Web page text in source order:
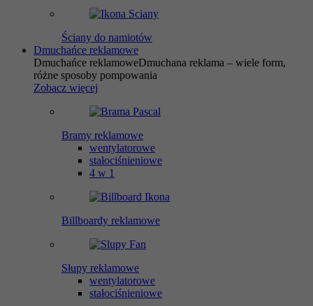
Ściany do namiotów
Dmuchańce reklamowe
Dmuchańce reklamoweDmuchana reklama – wiele form,
różne sposoby pompowania
Zobacz więcej
Bramy reklamowe
wentylatorowe
stałociśnieniowe
4 w 1
Billboardy reklamowe
Słupy reklamowe
wentylatorowe
stałociśnieniowe